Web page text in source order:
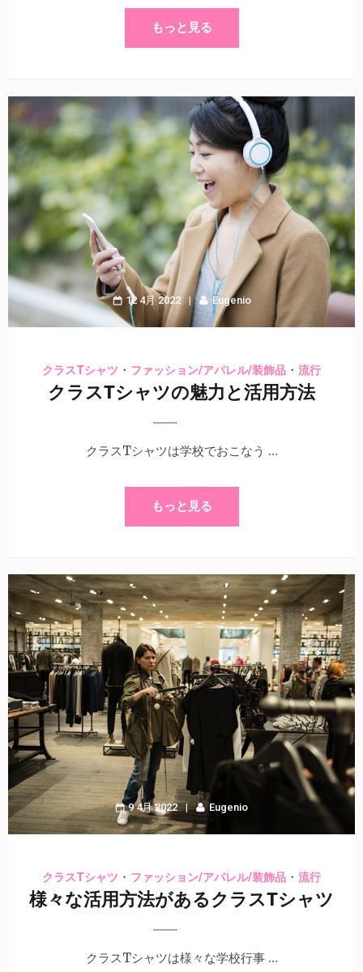
もっと見る
12 4月 2022 Eugenio
クラスTシャツ ・ ファッション/アパレル/装飾品 ・ 流行
クラスTシャツの魅力と活用方法
クラスTシャツは学校でおこなう …
もっと見る
9 4月 2022 Eugenio
クラスTシャツ ・ ファッション/アパレル/装飾品 ・ 流行
様々な活用方法があるクラスTシャツ
クラスTシャツは様々な学校行事 …